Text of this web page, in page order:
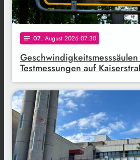
notes 07. August 2026 07:30
Testmessungen auf